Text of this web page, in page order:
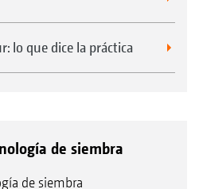
lo que dice la práctica
de siembra
de siembra